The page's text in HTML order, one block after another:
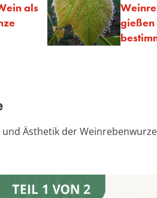
als
gießen
Ästhetik der